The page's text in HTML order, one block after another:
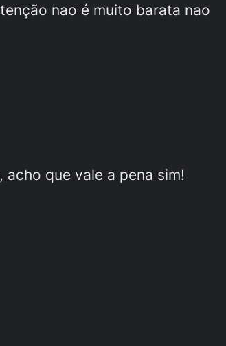
nao é muito barata nao
que vale a pena sim!